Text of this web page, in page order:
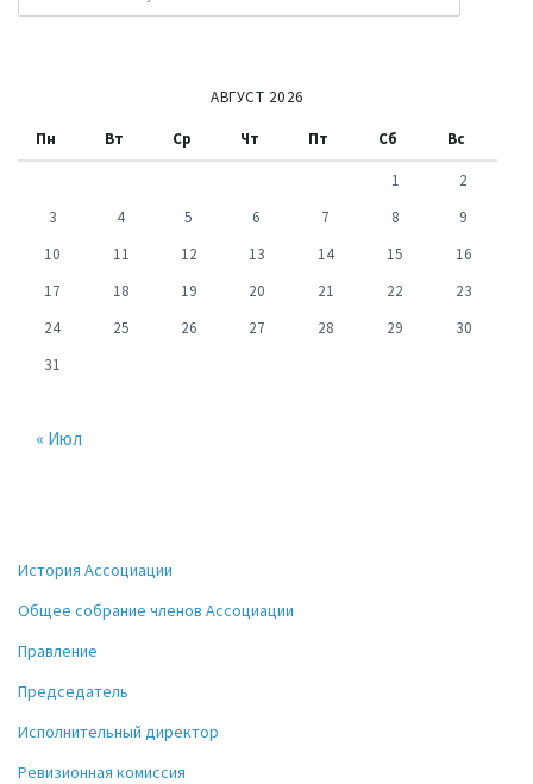
АВГУСТ 2026
Пн Вт Ср Чт Пт Сб Вс
1
2
3
4 5 6 7 8
9
10
11 12 13 14 15
16
17
18 19 20 21 22
23
24
25 26 27 28 29
30
31
« Июл
История Ассоциации
Общее собрание членов Ассоциации
Правление
Председатель
Исполнительный директор
Ревизионная комиссия